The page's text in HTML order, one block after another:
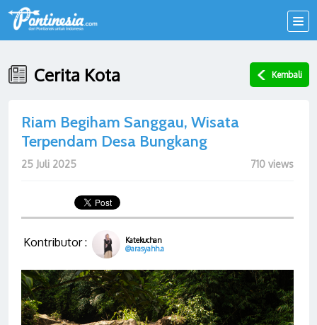
Cerita Kota Kembali
Riam Begiham Sanggau, Wisata
Terpendam Desa Bungkang
25 Juli 2025 710 views
Kontributor :
Katekuchan
@arasyahh.a